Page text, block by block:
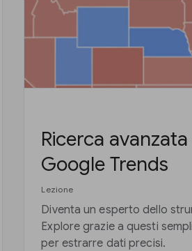
Ricerca
Google Trends
Lezione
Diventa un esperto dello
Explore grazie a questi
per estrarre dati precisi.